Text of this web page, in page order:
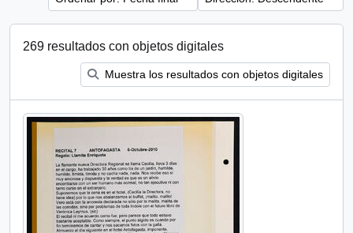
269 resultados con objetos digitales
Muestra los resultados con objetos digitales